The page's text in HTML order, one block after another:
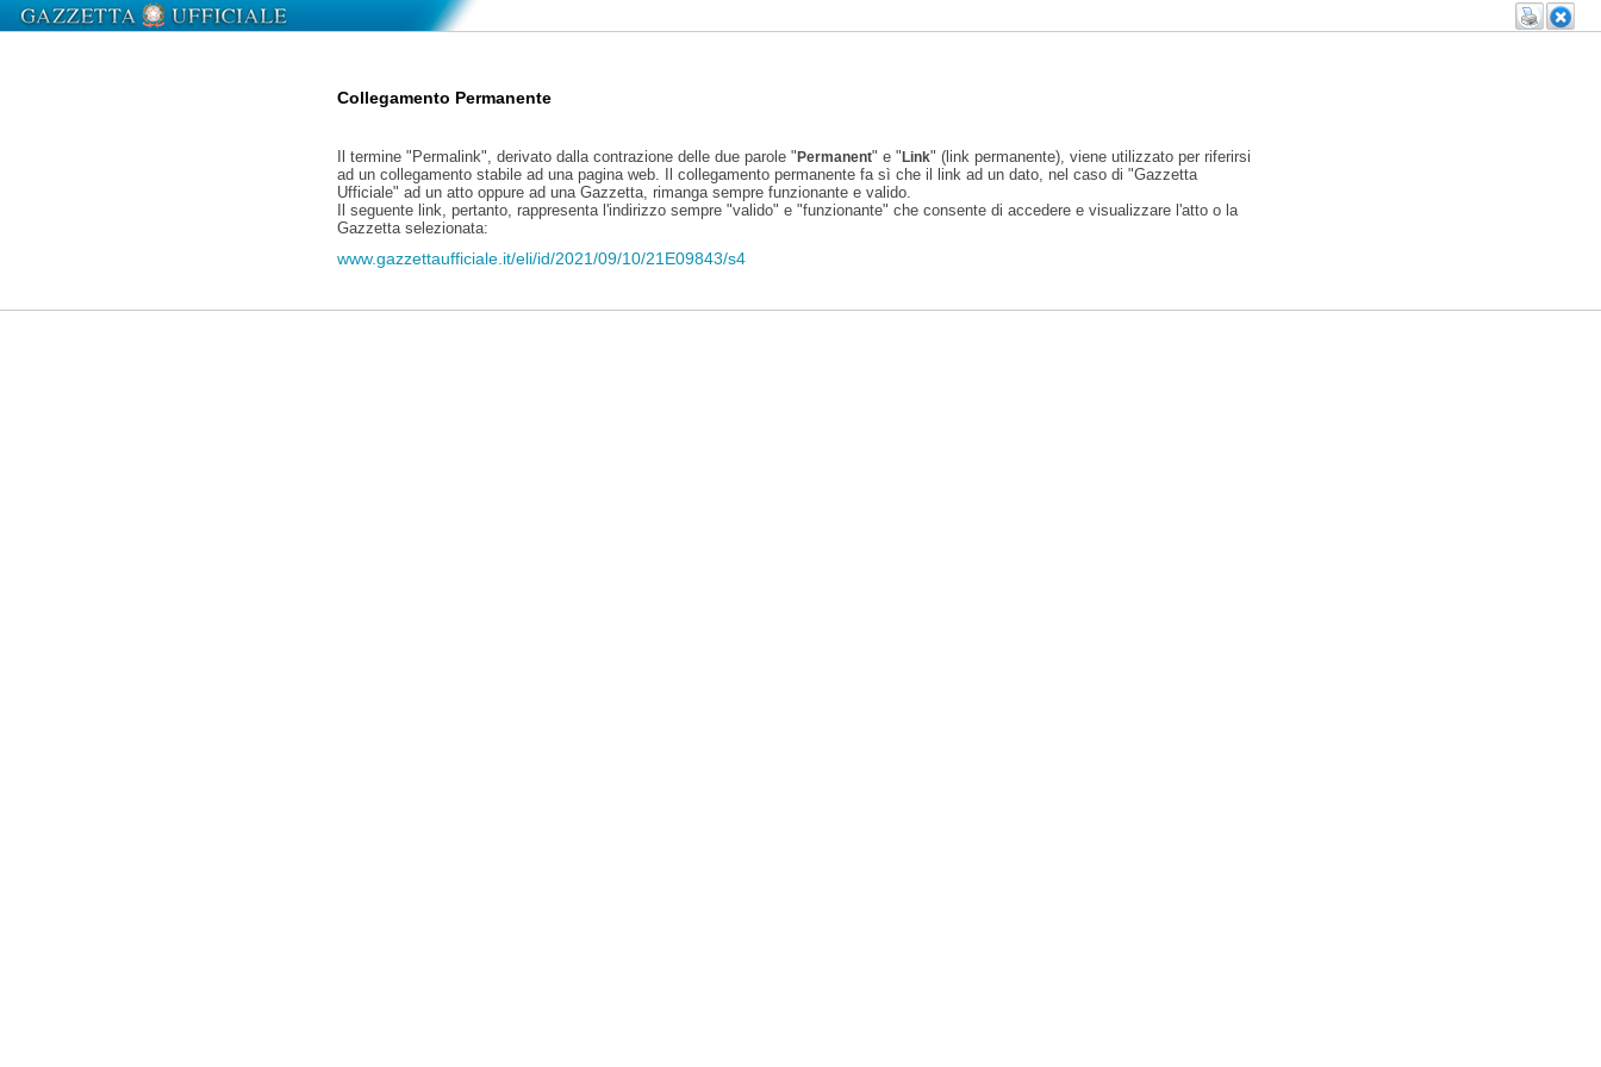
Collegamento Permanente
Il termine "Permalink", derivato dalla contrazione delle due parole "Permanent" e "Link" (link permanente), viene utilizzato per riferirsi
ad un collegamento stabile ad una pagina web. Il collegamento permanente fa sì che il link ad un dato, nel caso di "Gazzetta
Ufficiale" ad un atto oppure ad una Gazzetta, rimanga sempre funzionante e valido.
Il seguente link, pertanto, rappresenta l'indirizzo sempre "valido" e "funzionante" che consente di accedere e visualizzare l'atto o la
Gazzetta selezionata:
www.gazzettaufficiale.it/eli/id/2021/09/10/21E09843/s4